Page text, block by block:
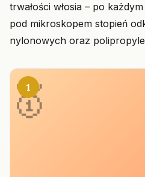
trwałości włosia – po
pod mikroskopem stopień
nylonowych oraz
1